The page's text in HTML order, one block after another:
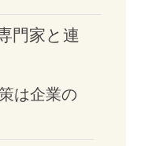
門家と連
は企業の